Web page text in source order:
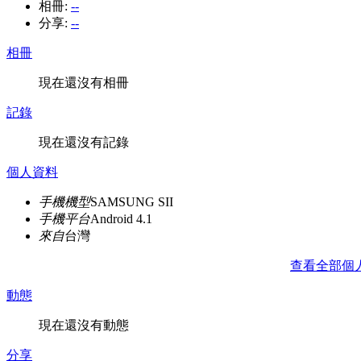
相冊: --
分享: --
相冊
現在還沒有相冊
記錄
現在還沒有記錄
個人資料
手機機型SAMSUNG SII
手機平台Android 4.1
來自台灣
查看全部個
動態
現在還沒有動態
分享